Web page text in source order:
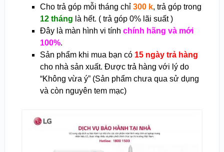
Cho trả góp mỗi tháng chỉ 300 k, trả góp trong
12 tháng là hết. ( trả góp 0% lãi suất )
Đây là màn hình vi tính chính hãng và mới
100%.
Sản phẩm khi mua bạn có 15 ngày trả hàng
cho nhà sản xuất. Được trả hàng với lý do
“Không vừa ý” (Sản phẩm chưa qua sử dụng
và còn nguyên tem mạc)